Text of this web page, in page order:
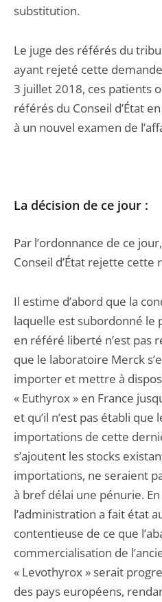
substitution.
Le juge des référés du
ayant rejeté cette
3 juillet 2018, ces patients
référés du Conseil d’État
à un nouvel examen de
La décision de ce jour :
Par l’ordonnance de ce
Conseil d’État rejette cette
Il estime d’abord que la
laquelle est subordonné le
en référé liberté n’est pas
que le laboratoire Merck
importer et mettre à
« Euthyrox » en France
et qu’il n’est pas établi que
importations de cette
s’ajoutent les stocks
importations, ne seraient
à bref délai une pénurie.
l’administration a fait état
contentieuse de ce que
commercialisation de
« Levothyrox » serait
des pays européens,